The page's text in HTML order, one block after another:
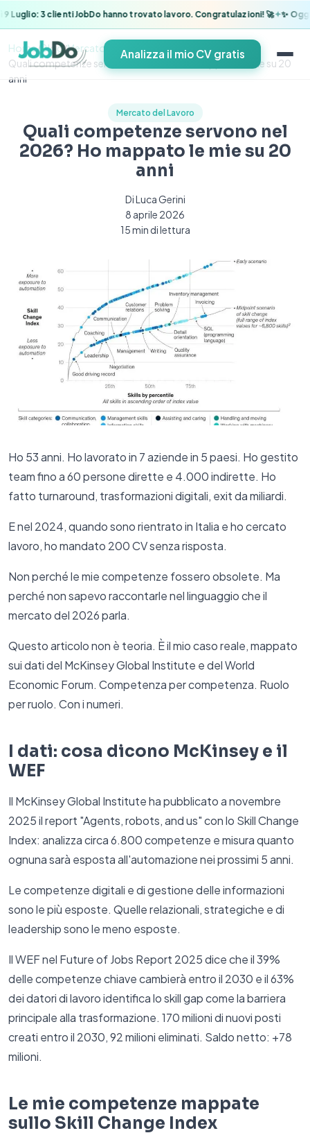
Luglio: 3 clienti JobDo hanno trovato lavoro. Congratulazioni! ✦ Oggi
Analizza il mio CV gratis
Home/ Blog/Mercato del Lavoro
Quali competenze servono nel 2026? Ho mappato le mie su 20
anni
Mercato del Lavoro
Quali competenze servono nel
2026? Ho mappato le mie su 20
anni
DiLuca Gerini
8 aprile 2026
15min di lettura
Ho 53 anni. Ho lavorato in 7 aziende in 5 paesi. Ho gestito
team fino a 60 persone dirette e 4.000 indirette. Ho
fatto turnaround, trasformazioni digitali, exit da miliardi.
E nel 2024, quando sono rientrato in Italia e ho cercato
lavoro, ho mandato 200 CV senza risposta.
Non perché le mie competenze fossero obsolete. Ma
perché non sapevo raccontarle nel linguaggio che il
mercato del 2026 parla.
Questo articolo non è teoria. È il mio caso reale, mappato
sui dati del McKinsey Global Institute e del World
Economic Forum. Competenza per competenza. Ruolo
per ruolo. Con i numeri.
I dati: cosa dicono McKinsey e il
WEF
Il McKinsey Global Institute ha pubblicato a novembre
2025 il report "Agents, robots, and us" con lo Skill Change
Index: analizza circa 6.800 competenze e misura quanto
ognuna sarà esposta all'automazione nei prossimi 5 anni.
Le competenze digitali e di gestione delle informazioni
sono le più esposte. Quelle relazionali, strategiche e di
leadership sono le meno esposte.
Il WEF nel Future of Jobs Report 2025 dice che il 39%
delle competenze chiave cambierà entro il 2030 e il 63%
dei datori di lavoro identifica lo skill gap come la barriera
principale alla trasformazione. 170 milioni di nuovi posti
creati entro il 2030, 92 milioni eliminati. Saldo netto: +78
milioni.
Le mie competenze mappate
sullo Skill Change Index